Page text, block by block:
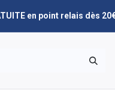
en point relais dès